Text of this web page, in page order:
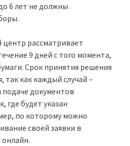
6 лет не должны
рассматривает
9 дней с того момента,
Срок принятия решения
как каждый случай –
документов
где будет указан
по которому можно
своей заявки в